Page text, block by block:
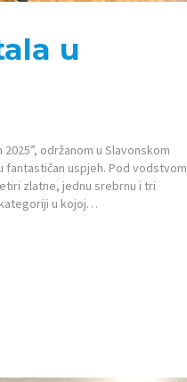
u
održanom u Slavonskom
fantastičan uspjeh. Pod vodstvom
zlatne, jednu srebrnu i tri
kategoriji u kojoj…